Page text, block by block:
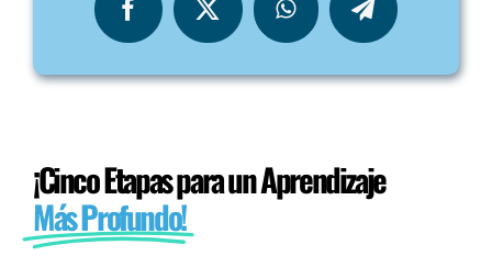
¡Cinco Etapas para un Aprendizaje
Más Profundo!